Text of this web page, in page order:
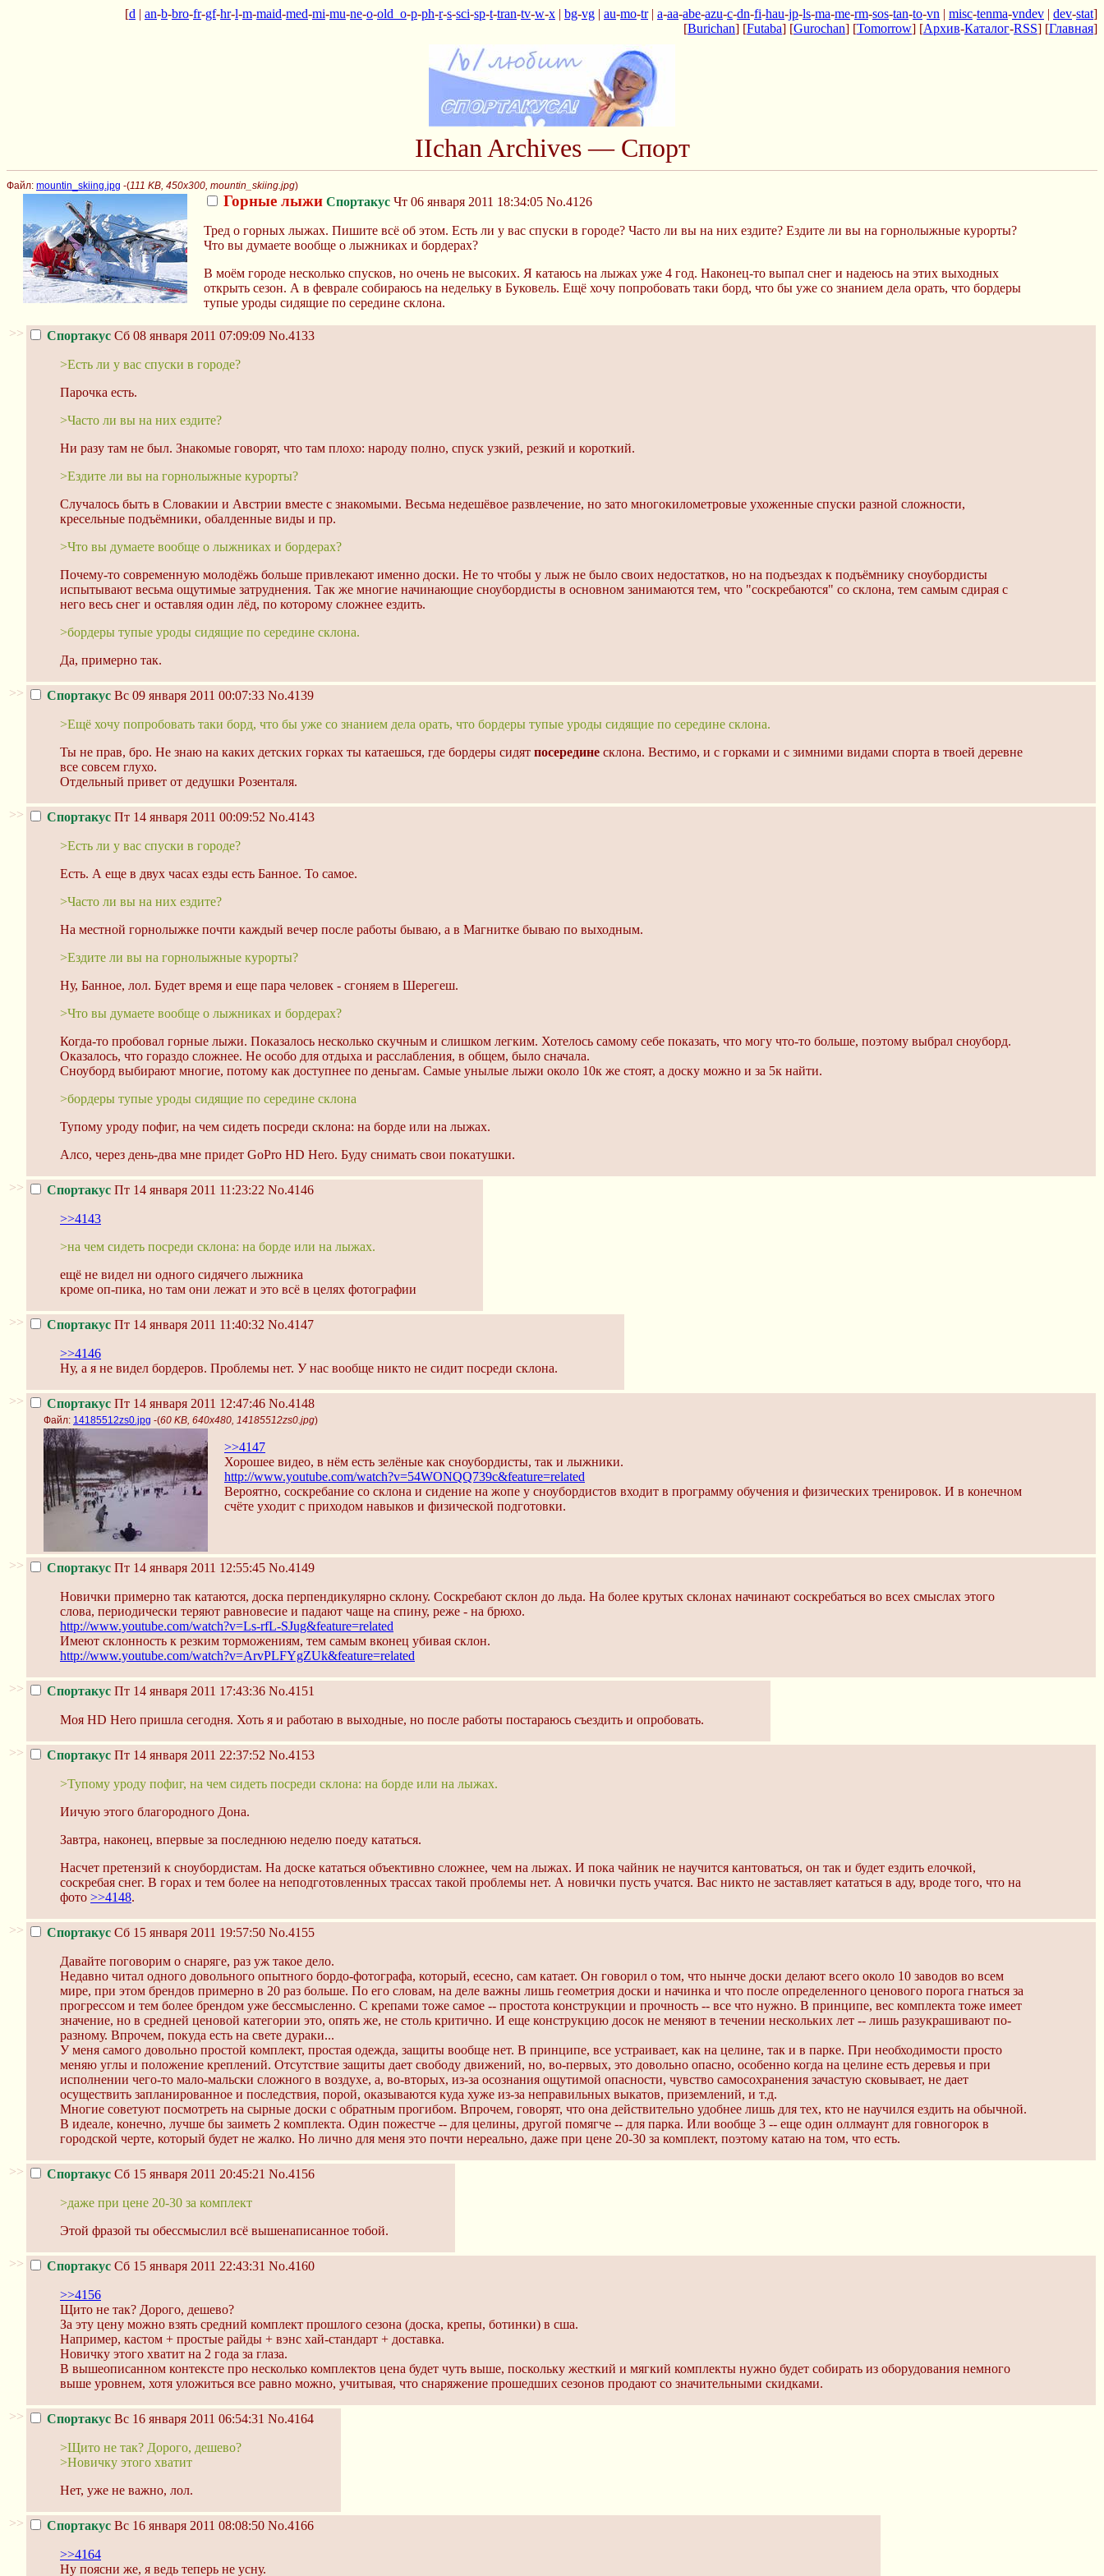
[d | an-b-bro-fr-gf-hr-l-m-maid-med-mi-mu-ne-o-old_o-p-ph-r-s-sci-sp-t-tran-tv-w-x | bg-vg | au-mo-tr| a-aa-abe-azu-c-dn-fi-hau-jp-ls-ma-me-rm-sos-tan-to-vn | misc-tenma-vndev | dev-stat]
[Burichan] [Futaba] [Gurochan] [Tomorrow] [Архив-Каталог-RSS] [Главная]
IIchan Archives — Спорт
Файл: mountin_skiing.jpg -(111 KB, 450x300, mountin_skiing.jpg)
Горные лыжи Спортакус Чт 06 января 2011 18:34:05 No.4126
Тред о горных лыжах. Пишите всё об этом. Есть ли у вас спуски в городе? Часто ли вы на них ездите? Ездите ли вы на горнолыжные курорты?
Что вы думаете вообще о лыжниках и бордерах?
В моём городе несколько спусков, но очень не высоких. Я катаюсь на лыжах уже 4 год. Наконец-то выпал снег и надеюсь на этих выходных
открыть сезон. А в феврале собираюсь на недельку в Буковель. Ещё хочу попробовать таки борд, что бы уже со знанием дела орать, что бордеры
тупые уроды сидящие по середине склона.
>> Спортакус Сб 08 января 2011 07:09:09 No.4133
>Есть ли у вас спуски в городе?
Парочка есть.
>Часто ли вы на них ездите?
Ни разу там не был. Знакомые говорят, что там плохо: народу полно, спуск узкий, резкий и короткий.
>Ездите ли вы на горнолыжные курорты?
Случалось быть в Словакии и Австрии вместе с знакомыми. Весьма недешёвое развлечение, но зато многокилометровые ухоженные спуски разной сложности,
кресельные подъёмники, обалденные виды и пр.
>Что вы думаете вообще о лыжниках и бордерах?
Почему-то современную молодёжь больше привлекают именно доски. Не то чтобы у лыж не было своих недостатков, но на подъездах к подъёмнику сноубордисты
испытывают весьма ощутимые затруднения. Так же многие начинающие сноубордисты в основном занимаются тем, что "соскребаются" со склона, тем самым сдирая с
него весь снег и оставляя один лёд, по которому сложнее ездить.
>бордеры тупые уроды сидящие по середине склона.
Да, примерно так.
>> Спортакус Вс 09 января 2011 00:07:33 No.4139
>Ещё хочу попробовать таки борд, что бы уже со знанием дела орать, что бордеры тупые уроды сидящие по середине склона.
Ты не прав, бро. Не знаю на каких детских горках ты катаешься, где бордеры сидят посередине склона. Вестимо, и с горками и с зимними видами спорта в твоей деревне
все совсем глухо.
Отдельный привет от дедушки Розенталя.
>> Спортакус Пт 14 января 2011 00:09:52 No.4143
>Есть ли у вас спуски в городе?
Есть. А еще в двух часах езды есть Банное. То самое.
>Часто ли вы на них ездите?
На местной горнолыжке почти каждый вечер после работы бываю, а в Магнитке бываю по выходным.
>Ездите ли вы на горнолыжные курорты?
Ну, Банное, лол. Будет время и еще пара человек - сгоняем в Шерегеш.
>Что вы думаете вообще о лыжниках и бордерах?
Когда-то пробовал горные лыжи. Показалось несколько скучным и слишком легким. Хотелось самому себе показать, что могу что-то больше, поэтому выбрал сноуборд.
Оказалось, что гораздо сложнее. Не особо для отдыха и расслабления, в общем, было сначала.
Сноуборд выбирают многие, потому как доступнее по деньгам. Самые унылые лыжи около 10к же стоят, а доску можно и за 5к найти.
>бордеры тупые уроды сидящие по середине склона
Тупому уроду пофиг, на чем сидеть посреди склона: на борде или на лыжах.
Алсо, через день-два мне придет GoPro HD Hero. Буду снимать свои покатушки.
>> Спортакус Пт 14 января 2011 11:23:22 No.4146
>>4143
>на чем сидеть посреди склона: на борде или на лыжах.
ещё не видел ни одного сидячего лыжника
кроме оп-пика, но там они лежат и это всё в целях фотографии
>> Спортакус Пт 14 января 2011 11:40:32 No.4147
>>4146
Ну, а я не видел бордеров. Проблемы нет. У нас вообще никто не сидит посреди склона.
>> Спортакус Пт 14 января 2011 12:47:46 No.4148
Файл: 14185512zs0.jpg -(60 KB, 640x480, 14185512zs0.jpg)
>>4147
Хорошее видео, в нём есть зелёные как сноубордисты, так и лыжники.
http://www.youtube.com/watch?v=54WONQQ739c&feature=related
Вероятно, соскребание со склона и сидение на жопе у сноубордистов входит в программу обучения и физических тренировок. И в конечном
счёте уходит с приходом навыков и физической подготовки.
>> Спортакус Пт 14 января 2011 12:55:45 No.4149
Новички примерно так катаются, доска перпендикулярно склону. Соскребают склон до льда. На более крутых склонах начинают соскребаться во всех смыслах этого
слова, периодически теряют равновесие и падают чаще на спину, реже - на брюхо.
http://www.youtube.com/watch?v=Ls-rfL-SJug&feature=related
Имеют склонность к резким торможениям, тем самым вконец убивая склон.
http://www.youtube.com/watch?v=ArvPLFYgZUk&feature=related
>> Спортакус Пт 14 января 2011 17:43:36 No.4151
Моя HD Hero пришла сегодня. Хоть я и работаю в выходные, но после работы постараюсь съездить и опробовать.
>> Спортакус Пт 14 января 2011 22:37:52 No.4153
>Тупому уроду пофиг, на чем сидеть посреди склона: на борде или на лыжах.
Иичую этого благородного Дона.
Завтра, наконец, впервые за последнюю неделю поеду кататься.
Насчет претензий к сноубордистам. На доске кататься объективно сложнее, чем на лыжах. И пока чайник не научится кантоваться, он так и будет ездить елочкой,
соскребая снег. В горах и тем более на неподготовленных трассах такой проблемы нет. А новички пусть учатся. Вас никто не заставляет кататься в аду, вроде того, что на
фото >>4148.
>> Спортакус Сб 15 января 2011 19:57:50 No.4155
Давайте поговорим о снаряге, раз уж такое дело.
Недавно читал одного довольного опытного бордо-фотографа, который, есесно, сам катает. Он говорил о том, что нынче доски делают всего около 10 заводов во всем
мире, при этом брендов примерно в 20 раз больше. По его словам, на деле важны лишь геометрия доски и начинка и что после определенного ценового порога гнаться за
прогрессом и тем более брендом уже бессмысленно. С крепами тоже самое -- простота конструкции и прочность -- все что нужно. В принципе, вес комплекта тоже имеет
значение, но в средней ценовой категории это, опять же, не столь критично. И еще конструкцию досок не меняют в течении нескольких лет -- лишь разукрашивают по-
разному. Впрочем, покуда есть на свете дураки...
У меня самого довольно простой комплект, простая одежда, защиты вообще нет. В принципе, все устраивает, как на целине, так и в парке. При необходимости просто
меняю углы и положение креплений. Отсутствие защиты дает свободу движений, но, во-первых, это довольно опасно, особенно когда на целине есть деревья и при
исполнении чего-то мало-мальски сложного в воздухе, а, во-вторых, из-за осознания ощутимой опасности, чувство самосохранения зачастую сковывает, не дает
осуществить запланированное и последствия, порой, оказываются куда хуже из-за неправильных выкатов, приземлений, и т.д.
Многие советуют посмотреть на сырные доски с обратным прогибом. Впрочем, говорят, что она действительно удобнее лишь для тех, кто не научился ездить на обычной.
В идеале, конечно, лучше бы заиметь 2 комплекта. Один пожестче -- для целины, другой помягче -- для парка. Или вообще 3 -- еще один оллмаунт для говногорок в
городской черте, который будет не жалко. Но лично для меня это почти нереально, даже при цене 20-30 за комплект, поэтому катаю на том, что есть.
>> Спортакус Сб 15 января 2011 20:45:21 No.4156
>даже при цене 20-30 за комплект
Этой фразой ты обессмыслил всё вышенаписанное тобой.
>> Спортакус Сб 15 января 2011 22:43:31 No.4160
>>4156
Щито не так? Дорого, дешево?
За эту цену можно взять средний комплект прошлого сезона (доска, крепы, ботинки) в сша.
Например, кастом + простые райды + вэнс хай-стандарт + доставка.
Новичку этого хватит на 2 года за глаза.
В вышеописанном контексте про несколько комплектов цена будет чуть выше, поскольку жесткий и мягкий комплекты нужно будет собирать из оборудования немного
выше уровнем, хотя уложиться все равно можно, учитывая, что снаряжение прошедших сезонов продают со значительными скидками.
>> Спортакус Вс 16 января 2011 06:54:31 No.4164
>Щито не так? Дорого, дешево?
>Новичку этого хватит
Нет, уже не важно, лол.
>> Спортакус Вс 16 января 2011 08:08:50 No.4166
>>4164
Ну поясни же, я ведь теперь не усну.